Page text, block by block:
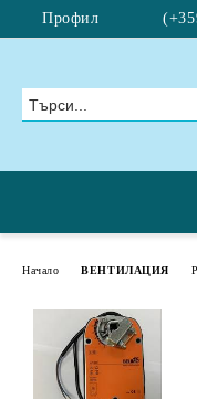
Профил
Начало ВЕНТИЛАЦИЯ